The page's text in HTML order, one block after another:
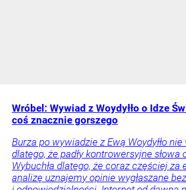
Wróbel: Wywiad z Woydyłło o Idze
coś znacznie gorszego
Burza po wywiadzie z Ewą Woydyłło nie
dlatego, że padły kontrowersyjne słowa
Wybuchła dlatego, że coraz częściej za
analizę uznajemy opinie wygłaszane